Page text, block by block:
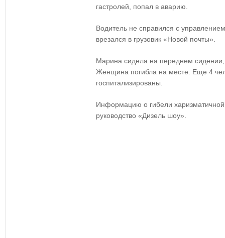
гастролей, попал в аварию.
Водитель не справился с
врезался в грузовик «Новой почты».
Марина сидела на переднем
Женщина погибла на месте. Еще 4
госпитализированы.
Информацию о гибели харизматичной
руководство «Дизель шоу».